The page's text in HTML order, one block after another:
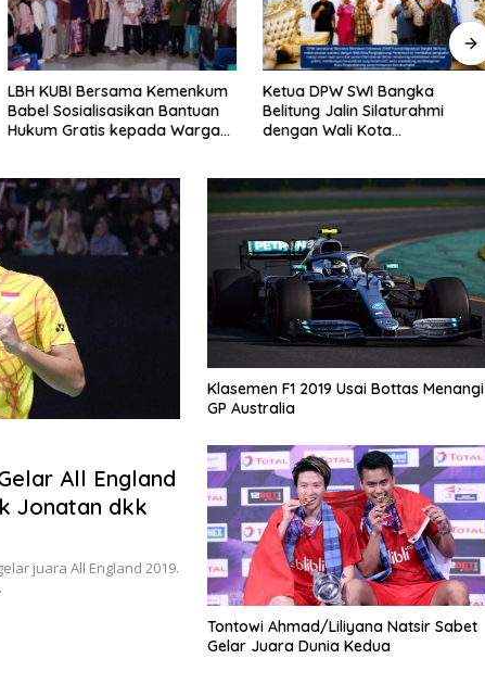
LBH KUBI Bersama Kemenkum
Babel Sosialisasikan Bantuan
Hukum Gratis kepada Warga
Ketua DPW SWI Bangka
Belitung Jalin Silaturahmi
dengan Wali Kota
All England
Jonatan dkk
juara All England 2019.
Klasemen F1 2019 Usai Bottas Menangi
GP Australia
Tontowi Ahmad/Liliyana Natsir Sabet
Gelar Juara Dunia Kedua